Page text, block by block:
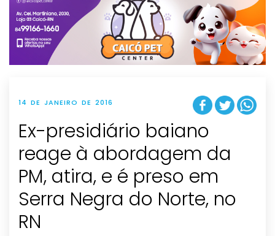
g
t
i
o
n
14 DE JANEIRO DE 2016
Ex-presidiário baiano
reage à abordagem da
PM, atira, e é preso em
Serra Negra do Norte, no
RN